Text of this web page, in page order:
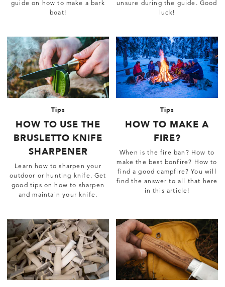
guide on how to make a bark
boat!
unsure during the guide. Good
luck!
Tips
HOW TO USE THE
BRUSLETTO KNIFE
SHARPENER
Learn how to sharpen your
outdoor or hunting knife. Get
good tips on how to sharpen
and maintain your knife.
Tips
HOW TO MAKE A
FIRE?
When is the fire ban? How to
make the best bonfire? How to
find a good campfire? You will
find the answer to all that here
in this article!